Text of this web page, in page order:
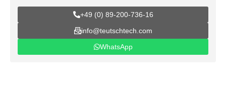
+49 (0) 89-200-736-16
info@teutschtech.com
WhatsApp